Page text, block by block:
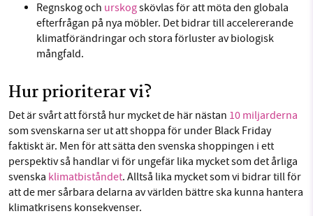
Regnskog och urskogskövlas för att möta den globala
efterfrågan på nya möbler. Det bidrar till accelererande
klimatförändringar och stora förluster av biologisk
mångfald.
Hur prioriterar vi?
Det är svårt att förstå hur mycket de här nästan 10 miljarderna
som svenskarna ser ut att shoppa för under Black Friday
faktiskt är. Men för att sätta den svenska shoppingen i ett
perspektiv så handlar vi för ungefär lika mycket som det årliga
svenska klimatbiståndet. Alltså lika mycket som vi bidrar till för
att de mer sårbara delarna av världen bättre ska kunna hantera
klimatkrisens konsekvenser.